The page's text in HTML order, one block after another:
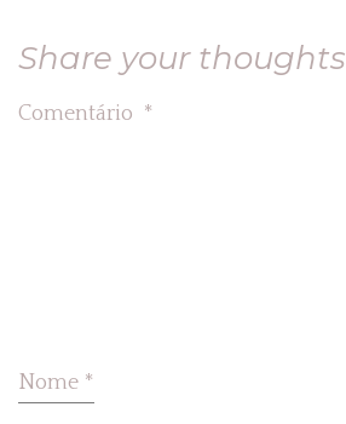
Share your thoughts
Comentário *
Nome *